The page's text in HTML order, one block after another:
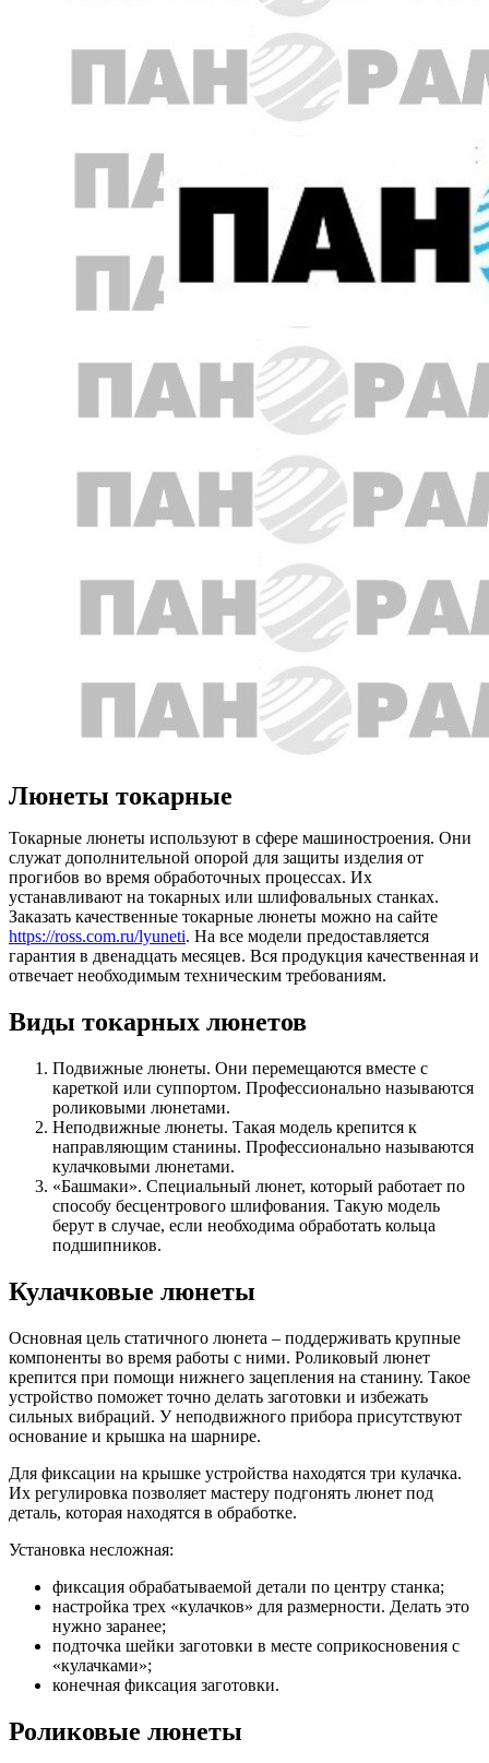
Люнеты токарные
Токарные люнеты используют в сфере машиностроения. Они
служат дополнительной опорой для защиты изделия от
прогибов во время обработочных процессах. Их
устанавливают на токарных или шлифовальных станках.
Заказать качественные токарные люнеты можно на сайте
https://ross.com.ru/lyuneti. На все модели предоставляется
гарантия в двенадцать месяцев. Вся продукция качественная и
отвечает необходимым техническим требованиям.
Виды токарных люнетов
Подвижные люнеты. Они перемещаются вместе с
кареткой или суппортом. Профессионально называются
роликовыми люнетами.
Неподвижные люнеты. Такая модель крепится к
направляющим станины. Профессионально называются
кулачковыми люнетами.
«Башмаки». Специальный люнет, который работает по
способу бесцентрового шлифования. Такую модель
берут в случае, если необходима обработать кольца
подшипников.
Кулачковые люнеты
Основная цель статичного люнета – поддерживать крупные
компоненты во время работы с ними. Роликовый люнет
крепится при помощи нижнего зацепления на станину. Такое
устройство поможет точно делать заготовки и избежать
сильных вибраций. У неподвижного прибора присутствуют
основание и крышка на шарнире.
Для фиксации на крышке устройства находятся три кулачка.
Их регулировка позволяет мастеру подгонять люнет под
деталь, которая находятся в обработке.
Установка несложная:
фиксация обрабатываемой детали по центру станка;
настройка трех «кулачков» для размерности. Делать это
нужно заранее;
подточка шейки заготовки в месте соприкосновения с
«кулачками»;
конечная фиксация заготовки.
Роликовые люнеты